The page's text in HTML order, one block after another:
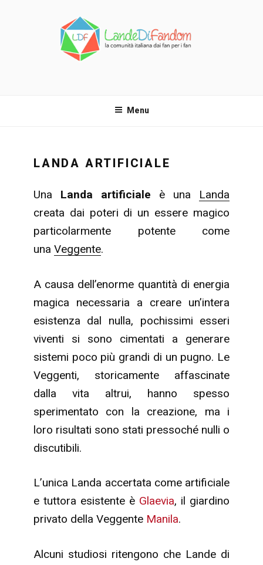
Menu
LANDA ARTIFICIALE
Una Landa artificiale è una Landa
creata dai poteri di un essere magico
particolarmente potente come
una Veggente.
A causa dell’enorme quantità di energia
magica necessaria a creare un’intera
esistenza dal nulla, pochissimi esseri
viventi si sono cimentati a generare
sistemi poco più grandi di un pugno. Le
Veggenti, storicamente affascinate
dalla vita altrui, hanno spesso
sperimentato con la creazione, ma i
loro risultati sono stati pressoché nulli o
discutibili.
L’unica Landa accertata come artificiale
e tuttora esistente è Glaevia, il giardino
privato della Veggente Manila.
Alcuni studiosi ritengono che Lande di